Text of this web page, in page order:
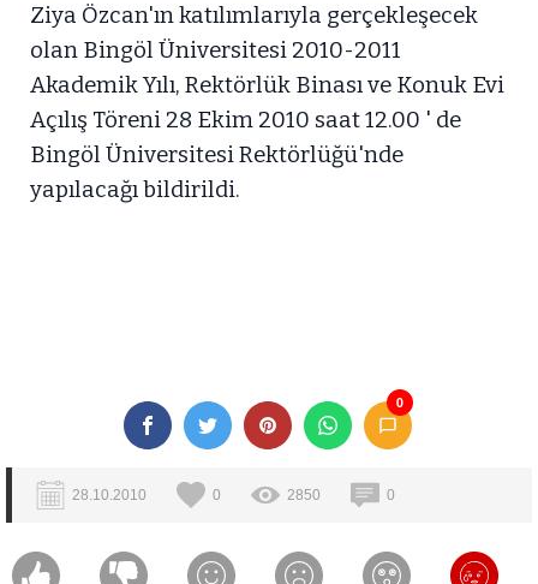
Ziya Özcan'ın katılımlarıyla gerçekleşecek
olan Bingöl Üniversitesi 2010-2011
Akademik Yılı, Rektörlük Binası ve Konuk Evi
Açılış Töreni 28 Ekim 2010 saat 12.00 ' de
Bingöl Üniversitesi Rektörlüğü'nde
yapılacağı bildirildi.
0
28.10.2010 0 2850 0